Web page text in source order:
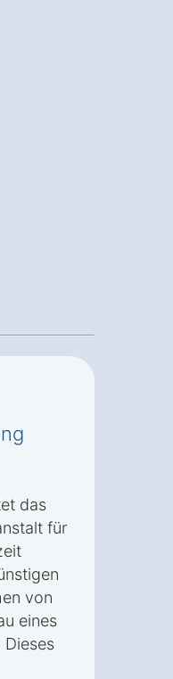
das
für
von
eines